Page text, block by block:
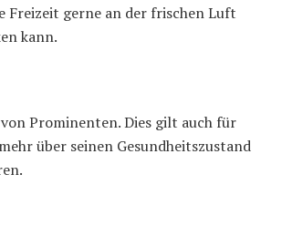
Freizeit gerne an der frischen Luft
kann.
Prominenten. Dies gilt auch für
über seinen Gesundheitszustand